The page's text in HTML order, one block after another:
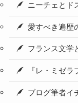
ニーチェとド
愛すべき遍歴
フランス文学
『レ・ミゼ
ブログ筆者イ